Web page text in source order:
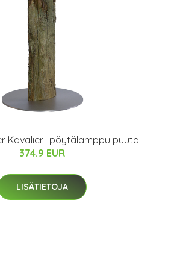
Kavalier -pöytälamppu puuta
374.9 EUR
LISÄTIETOJA